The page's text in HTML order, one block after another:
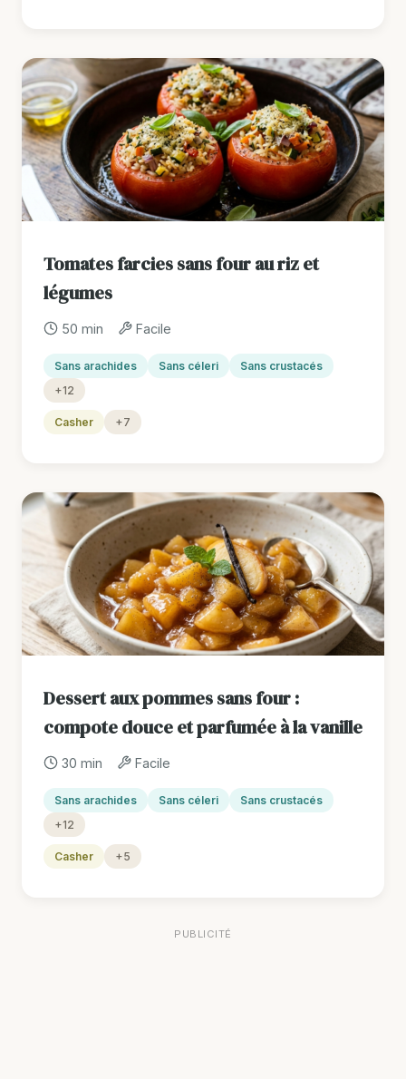
Tomates farcies sans four au riz et
légumes
50 min Facile
Sans arachides Sans céleri
Sans crustacés
+12
Casher +7
Dessert aux pommes sans four :
compote douce et parfumée à la vanille
30 min Facile
Sans arachides Sans céleri
Sans crustacés
+12
Casher +5
PUBLICITÉ